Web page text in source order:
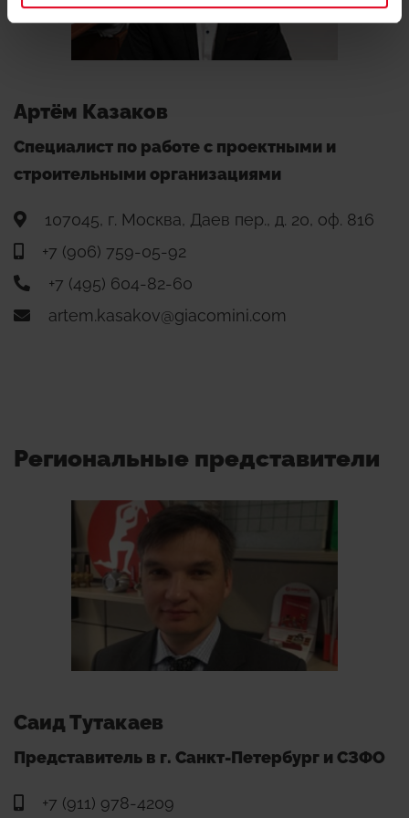
Артём Казаков
Специалист по работе с проектными и
строительными организациями
107045, г. Москва, Даев пер., д. 20, оф. 816
+7 (906) 759-05-92
+7 (495) 604-82-60
artem.kasakov@giacomini.com
Региональные представители
Саид Тутакаев
Представитель в г. Санкт-Петербург и СЗФО
+7 (911) 978-4209